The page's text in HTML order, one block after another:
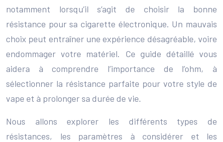
notamment lorsqu’il s’agit de choisir la bonne
résistance pour sa cigarette électronique. Un mauvais
choix peut entraîner une expérience désagréable, voire
endommager votre matériel. Ce guide détaillé vous
aidera à comprendre l’importance de l’ohm, à
sélectionner la résistance parfaite pour votre style de
vape et à prolonger sa durée de vie.
Nous allons explorer les différents types de
résistances, les paramètres à considérer et les